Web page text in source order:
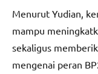
Menurut Yudian,
mampu
sekaligus
mengenai peran